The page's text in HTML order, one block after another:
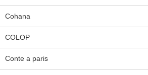
Cohana
COLOP
Conte a paris